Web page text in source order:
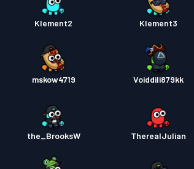
Klement2 Klement3
mskow4719 Voiddili879kk
the_BrooksW TherealJulian